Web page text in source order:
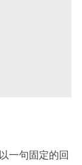
一句固定的回